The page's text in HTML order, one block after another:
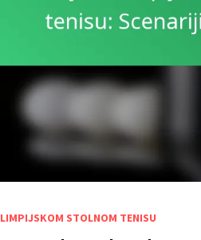
STOLNOM TENISU